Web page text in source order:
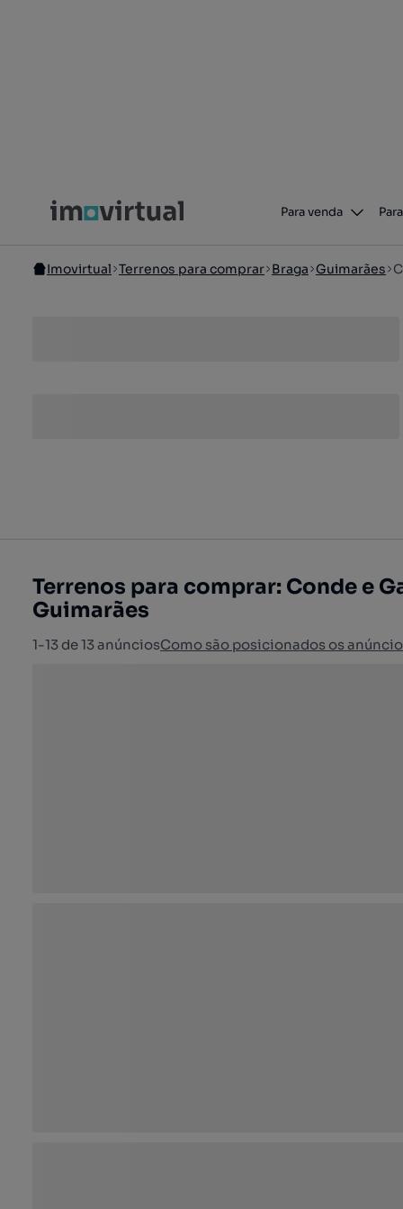
Para venda
Imovirtual Terrenos para comprar Braga Guimarães
Terrenos para comprar: Conde e
Guimarães
1-13 de 13 anúnciosComo são posicionados os